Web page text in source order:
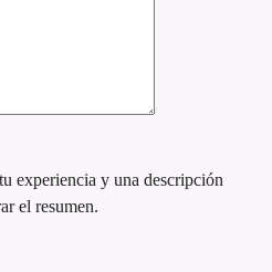
experiencia y una descripción
el resumen.